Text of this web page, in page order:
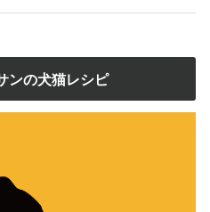
ンの犬猫レシピ